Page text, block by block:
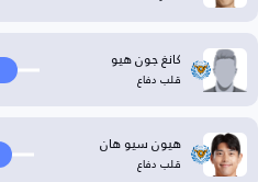
كانغ جون هيو
قلب دفاع
هيون سيو هان
قلب دفاع